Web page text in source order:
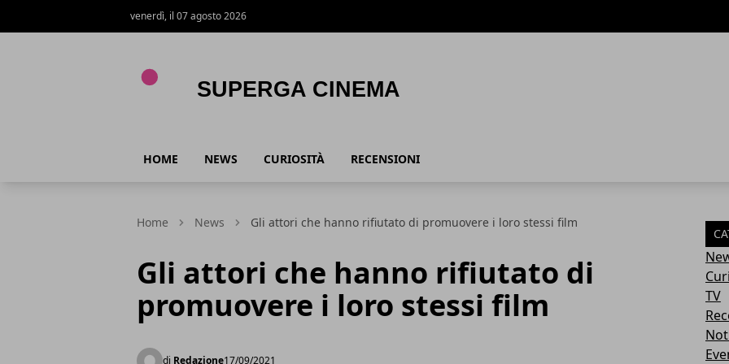
venerdì, il 07 agosto 2026
HOME NEWS CURIOSITÀ RECENSIONI
Home News Gli attori che hanno rifiutato di promuovere i loro stessi film
Gli attori che hanno rifiutato di
promuovere i loro stessi film
di Redazione17/09/2021
TV